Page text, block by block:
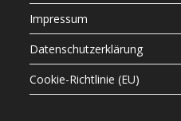
Impressum
Datenschutzerklärung
Cookie-Richtlinie (EU)